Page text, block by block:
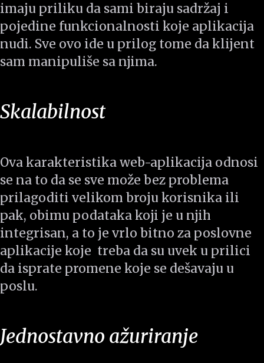
imaju priliku da sami biraju sadržaj i
pojedine funkcionalnosti koje aplikacija
nudi. Sve ovo ide u prilog tome da klijent
sam manipuliše sa njima.
Skalabilnost
Ova karakteristika web-aplikacija odnosi
se na to da se sve može bez problema
prilagoditi velikom broju korisnika ili
pak, obimu podataka koji je u njih
integrisan, a to je vrlo bitno za poslovne
aplikacije koje treba da su uvek u prilici
da isprate promene koje se dešavaju u
poslu.
Jednostavno ažuriranje